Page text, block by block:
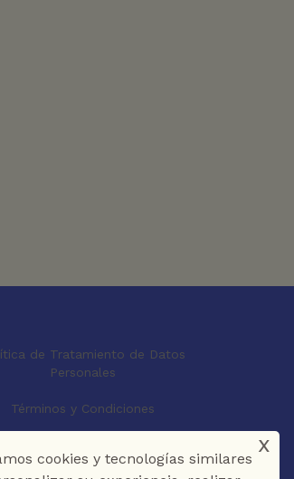
de Tratamiento de Datos
Personales
Términos y Condiciones
cookies y tecnologías similares
x